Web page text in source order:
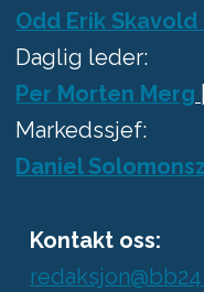
Odd Erik
Daglig leder:
Per Morten Merg
Markedssjef:
Daniel Solomonsz
Kontakt oss: